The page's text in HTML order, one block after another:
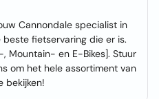
Cannondale specialist in
fietservaring die er is.
Mountain- en E-Bikes]. Stuur
om het hele assortiment van
bekijken!